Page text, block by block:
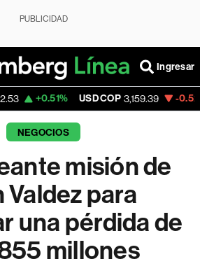
PUBLICIDAD
Ingresar
USD COP 3,159.39 -0.52% Tesla
NEGOCIOS
misión de
Valdez para
una pérdida de
millones